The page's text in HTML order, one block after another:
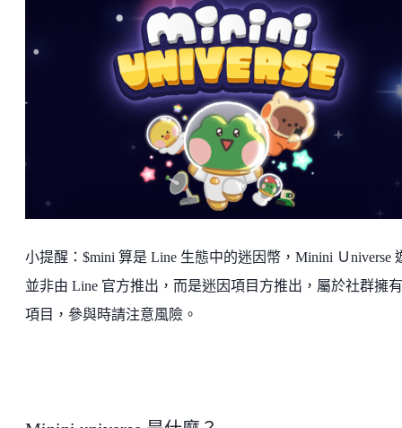
小提醒：$mini 算是 Line 生態中的迷因幣，Minini Ｕniverse
並非由 Line 官方推出，而是迷因項目方推出，屬於社群擁
項目，參與時請注意風險。